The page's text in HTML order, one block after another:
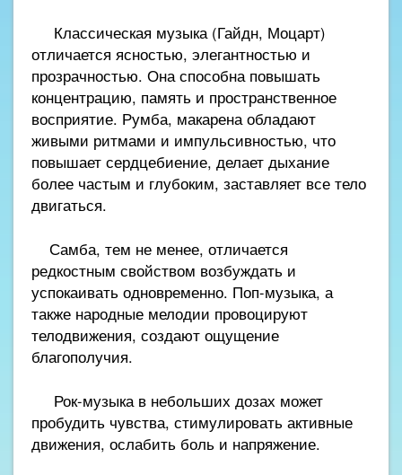
Классическая музыка (Гайдн, Моцарт)
отличается ясностью, элегантностью и
прозрачностью. Она способна повышать
концентрацию, память и пространственное
восприятие. Румба, макарена обладают
живыми ритмами и импульсивностью, что
повышает сердцебиение, делает дыхание
более частым и глубоким, заставляет все тело
двигаться.
Самба, тем не менее, отличается
редкостным свойством возбуждать и
успокаивать одновременно. Поп-музыка, а
также народные мелодии провоцируют
телодвижения, создают ощущение
благополучия.
Рок-музыка в небольших дозах может
пробудить чувства, стимулировать активные
движения, ослабить боль и напряжение.